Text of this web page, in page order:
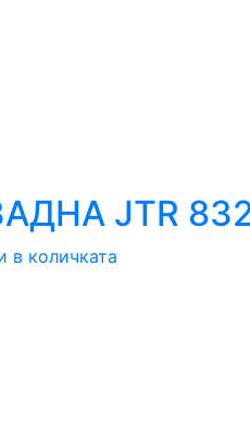
JTR
в количката